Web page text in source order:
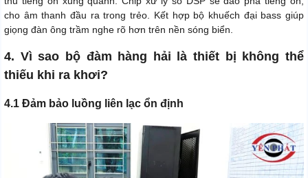
cho âm thanh đầu ra trong trẻo. Kết hợp bộ khuếch đại bass giúp
giọng đàn ông trầm nghe rõ hơn trên nền sóng biển.
4. Vì sao bộ đàm hàng hải là thiết bị không thể
thiếu khi ra khơi?
4.1 Đảm bảo luồng liên lạc ổn định